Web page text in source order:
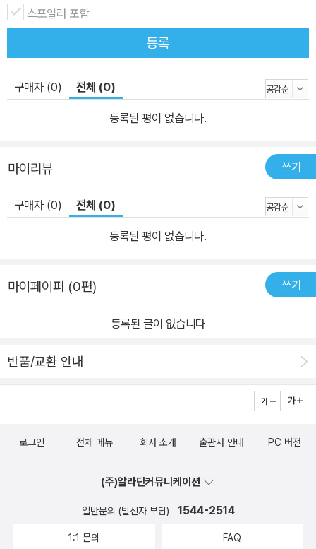
스포일러 포함
등록
구매자 (0) 전체 (0)
등록된 평이 없습니다.
마이리뷰 쓰기
구매자 (0) 전체 (0)
등록된 평이 없습니다.
마이페이퍼 (0편) 쓰기
등록된 글이 없습니다
반품/교환 안내
로그인 전체 메뉴 회사 소개 출판사 안내 PC 버전
(주)알라딘커뮤니케이션
일반문의 (발신자 부담) 1544-2514
1:1 문의 FAQ